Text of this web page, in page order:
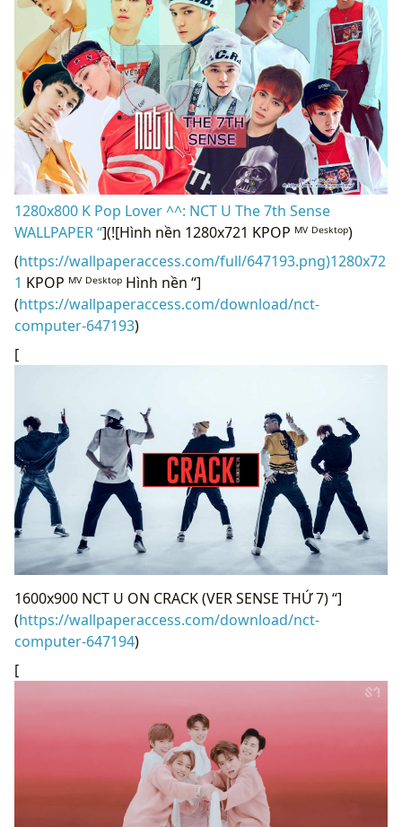
1280x800 K Pop Lover ^^: NCT U The 7th Sense
WALLPAPER “](![Hình nền 1280x721 KPOP ᴹⱽ ᴰᵉˢᵏᵗᵒᵖ)
(https://wallpaperaccess.com/full/647193.png)1280x72
1 KPOP ᴹⱽ ᴰᵉˢᵏᵗᵒᵖ Hình nền “]
(https://wallpaperaccess.com/download/nct-
computer-647193)
[
1600x900 NCT U ON CRACK (VER SENSE THỨ 7) “]
(https://wallpaperaccess.com/download/nct-
computer-647194)
[